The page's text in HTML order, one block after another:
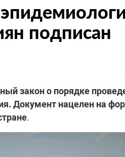
подписан
закон о порядке
Документ нацелен на
.